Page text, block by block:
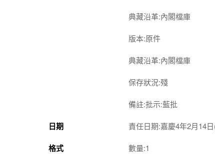
典藏沿革:內閣檔庫
版本:原件
典藏沿革:內閣檔庫
保存狀況:殘
備註:批示:藍批
日期 責任日期:嘉慶4年2月14
格式 數量:1